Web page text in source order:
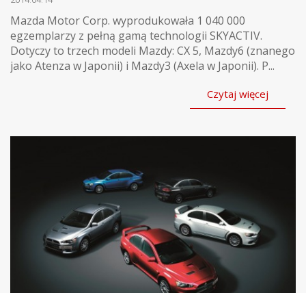
Mazda Motor Corp. wyprodukowała 1 040 000
egzemplarzy z pełną gamą technologii SKYACTIV.
Dotyczy to trzech modeli Mazdy: CX 5, Mazdy6 (znanego
jako Atenza w Japonii) i Mazdy3 (Axela w Japonii). P...
Czytaj więcej